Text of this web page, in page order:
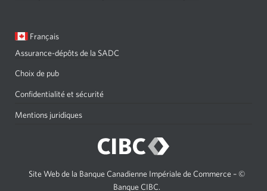
Langue
Français
de
Assurance-dépôts de la SADC
Choix de pub
Confidentialité et sécurité
Mentions juridiques
Site Web de la Banque Canadienne Impériale de Commerce – ©
Banque CIBC.